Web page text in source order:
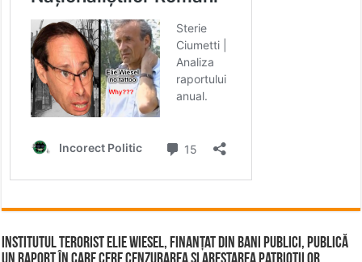
Institutul terorist Elie Wiesel, finanțat din bani publici, publică